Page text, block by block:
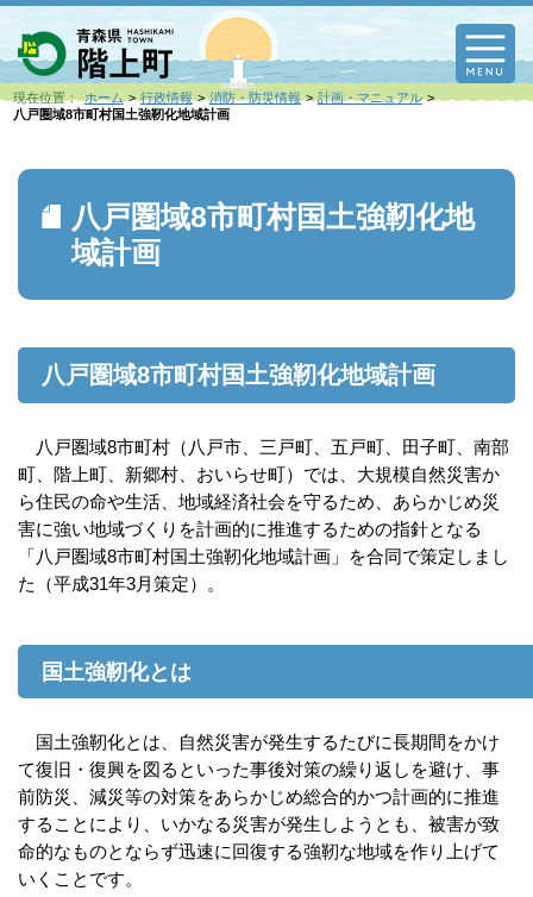
現在位置： ホーム 行政情報 消防・防災情報
計画・マニュアル
八戸圏域8市町村国土強靭化地域計画
八戸圏域8市町村国土強靭化地
域計画
八戸圏域8市町村国土強靭化地域計画
八戸圏域8市町村（八戸市、三戸町、五戸町、田子町、南部
町、階上町、新郷村、おいらせ町）では、大規模自然災害か
ら住民の命や生活、地域経済社会を守るため、あらかじめ災
害に強い地域づくりを計画的に推進するための指針となる
「八戸圏域8市町村国土強靭化地域計画」を合同で策定しまし
た（平成31年3月策定）。
国土強靭化とは
国土強靭化とは、自然災害が発生するたびに長期間をかけ
て復旧・復興を図るといった事後対策の繰り返しを避け、事
前防災、減災等の対策をあらかじめ総合的かつ計画的に推進
することにより、いかなる災害が発生しようとも、被害が致
命的なものとならず迅速に回復する強靭な地域を作り上げて
いくことです。